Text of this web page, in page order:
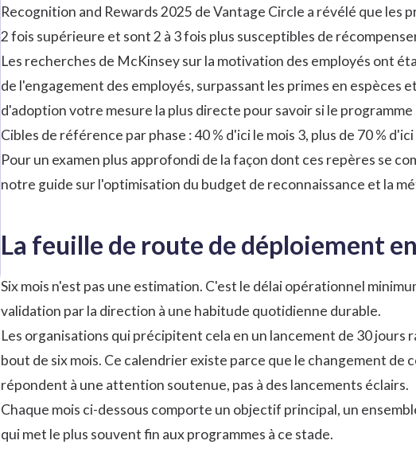
Recognition and Rewards 2025 de Vantage Circle a révélé que les
2 fois supérieure et sont 2 à 3 fois plus susceptibles de
Les recherches de McKinsey sur la motivation des employés ont
de l'engagement des employés, surpassant les primes en espèces
d'adoption votre mesure la plus directe pour savoir si le
Cibles de référence par phase : 40 % d'ici le mois 3, plus de 70 %
Pour un examen plus approfondi de la façon dont ces repères se
notre guide sur l'optimisation du budget de reconnaissance et la
La feuille de route de déploiement
Six mois n'est pas une estimation. C'est le délai opérationnel
validation par la direction à une habitude quotidienne durable.
Les organisations qui précipitent cela en un lancement de 30
bout de six mois. Ce calendrier existe parce que le changement
répondent à une attention soutenue, pas à des lancements éclairs.
Chaque mois ci-dessous comporte un objectif principal, un
qui met le plus souvent fin aux programmes à ce stade.